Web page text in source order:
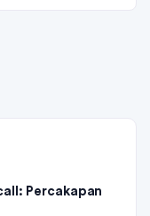
Percakapan